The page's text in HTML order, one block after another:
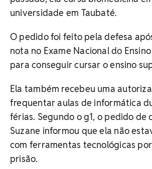
universidade em Taubaté.
O pedido foi feito pela defesa
nota no Exame Nacional do
para conseguir cursar o ensino
Ela também recebeu uma
frequentar aulas de informática
férias. Segundo o g1, o pedido de
Suzane informou que ela não
com ferramentas tecnológicas
prisão.